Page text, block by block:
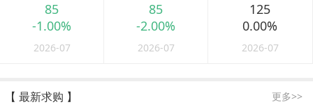
85
-1.00%
2026-07
85
-2.00%
2026-07
125
0.00%
2026-07
【 最新求购 】 更多>>